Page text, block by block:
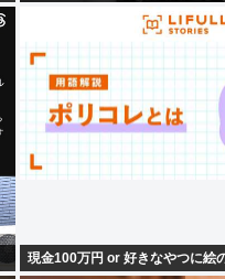
現金100万円 or 好きなやつに絵